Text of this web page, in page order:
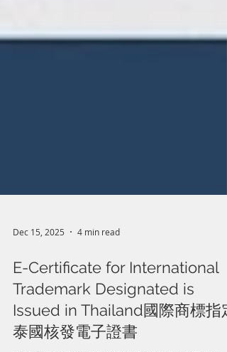
Dec 15, 2025 4 min read
E-Certificate for International
Trademark Designated is
Issued in Thailand國際商標指定